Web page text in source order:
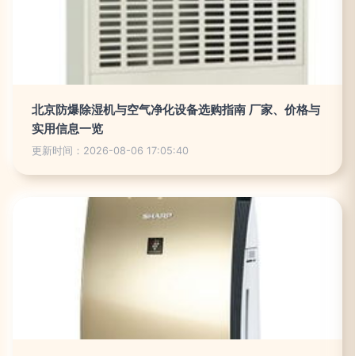
北京防爆除湿机与空气净化设备选购指南 厂家、价格与
实用信息一览
更新时间：2026-08-06 17:05:40